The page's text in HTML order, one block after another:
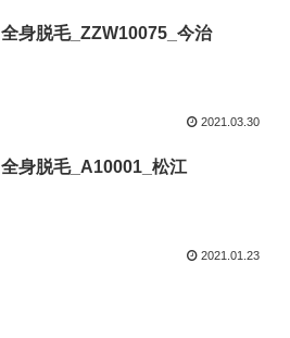
全身脱毛_ZZW10075_今治
2021.03.30
全身脱毛_A10001_松江
2021.01.23